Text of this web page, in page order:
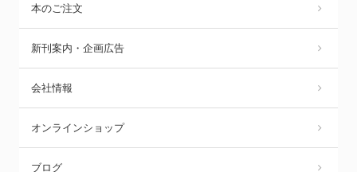
本のご注文
新刊案内・企画広告
会社情報
オンラインショップ
ブログ